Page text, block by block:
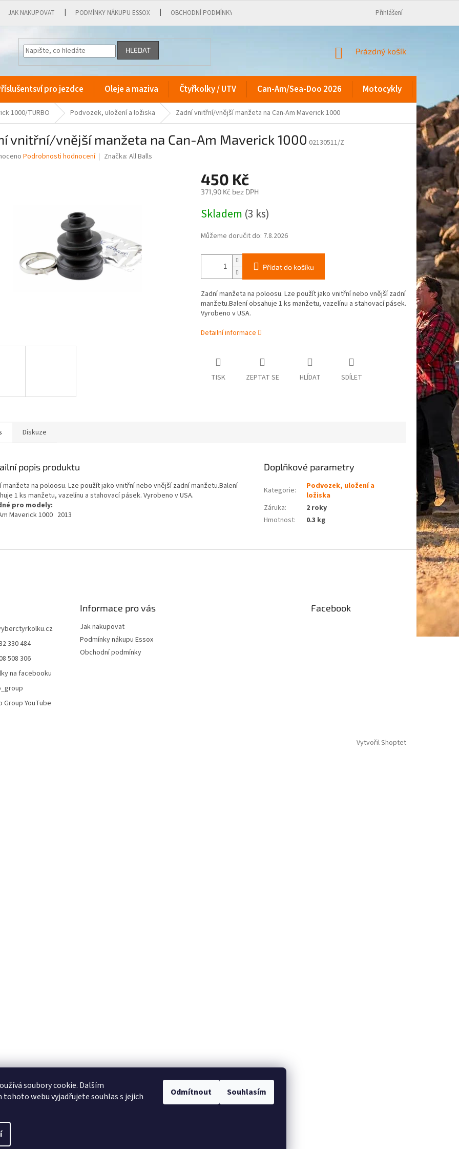
soubory cookie. Dalším
tohoto webu vyjadřujete souhlas s jejich
Odmítnout Souhlasím
JAK NAKUPOVAT PODMÍNKY NÁKUPU ESSOX OBCHODNÍ PODMÍNKY Přihlášení
HLEDAT
NÁKUPNÍ
Prázdný košík
pro jezdce Oleje a maziva Čtyřkolky / UTV Can-Am/Sea-Doo 2026 Motocykly
1000/TURBO Podvozek, uložení a ložiska Zadní vnitřní/vnější manžeta na Can-Am Maverick 1000
vnitřní/vnější manžeta na Can-Am Maverick 1000 02130511/Z
Podrobnosti hodnocení Značka: All Balls
450 Kč
371,90 Kč bez DPH
cena:
Skladem (3 ks)
Můžeme doručit do: 7.8.2026
Přidat do košíku
Zadní manžeta na poloosu. Lze použít jako vnitřní nebo vnější zadní
manžetu.Balení obsahuje 1 ks manžetu, vazelínu a stahovací pásek.
Vyrobeno v USA.
Detailní informace
TISK ZEPTAT SE HLÍDAT SDÍLET
Diskuze
popis produktu
manžeta na poloosu. Lze použít jako vnitřní nebo vnější zadní manžetu.Balení
1 ks manžetu, vazelínu a stahovací pásek. Vyrobeno v USA.
pro modely:
Maverick 1000 2013
Doplňkové parametry
Kategorie:
Podvozek, uložení a
ložiska
Záruka:
2 roky
Hmotnost: 0.3 kg
330 484
508 306
na facebooku
Group YouTube
Informace pro vás
Jak nakupovat
Podmínky nákupu Essox
Obchodní podmínky
Facebook
Vytvořil Shoptet